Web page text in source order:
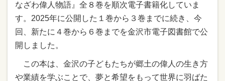
なざわ偉人物語』全８巻を順次電子書籍化していま
す。2025年に公開した１巻から３巻までに続き、今
回、新たに４巻から６巻までを金沢市電子図書館で公
開しました。
この本は、金沢の子どもたちが郷土の偉人の生き方
や業績を学ぶことで、夢と希望をもって世界に羽ばた